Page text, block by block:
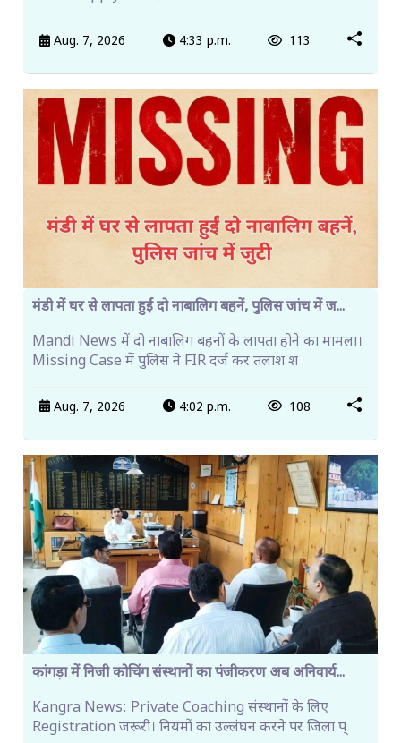
Aug. 7, 2026 4:33 p.m. 113
मंडी में घर से लापता हुईं दो नाबालिग बहनें, पुलिस जांच में ज...
Mandi News में दो नाबालिग बहनों के लापता होने का मामला।
Missing Case में पुलिस ने FIR दर्ज कर तलाश श
Aug. 7, 2026 4:02 p.m. 108
कांगड़ा में निजी कोचिंग संस्थानों का पंजीकरण अब अनिवार्य...
Kangra News: Private Coaching संस्थानों के लिए
Registration जरूरी। नियमों का उल्लंघन करने पर जिला प्